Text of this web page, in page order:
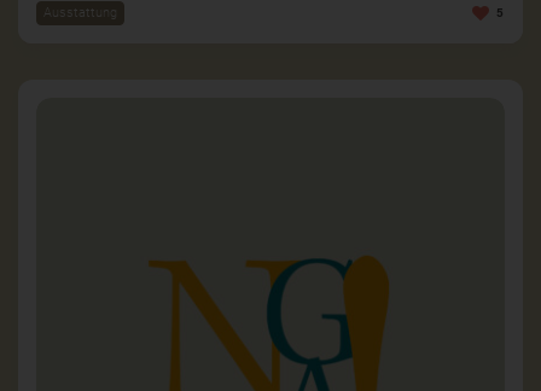
Ausstattung 5